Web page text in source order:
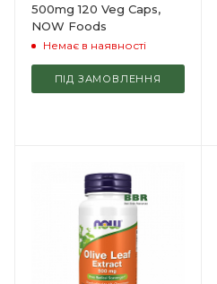
500mg 120 Veg Caps,
NOW Foods
Немає в наявності
ПІД ЗАМОВЛЕННЯ